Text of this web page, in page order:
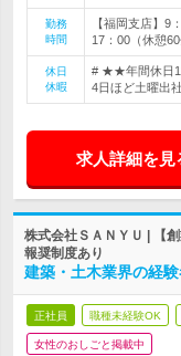
勤務
時間
【福岡支店】9
17：00（休憩
休日
休暇
# ★★年間休日
4日ほど土曜出
求人詳細を見
株式会社ＳＡＮＹＵ | 【
報奨制度あり
建築・土木業界の経
正社員 職種未経験OK
女性のおしごと掲載中